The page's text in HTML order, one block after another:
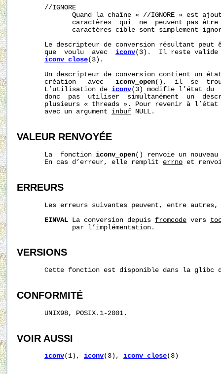
       //IGNORE
Quand la chaîne « //IGNORE » est
caractères  qui  ne  peuvent pas
caractères cible sont simplement
Le descripteur de conversion résultant peut
       que  voulu  avec
iconv(3).  Il reste valide
iconv_close(3).
Un descripteur de conversion contient un
       création   avec
iconv_open(),  il  se
       L’utilisation de
iconv(3) modifie l’état du
donc  pas  utiliser  simultanément  un
plusieurs « threads ». Pour revenir à
       avec un argument
inbuf NULL.
VALEUR RENVOYÉE
       La  fonction
iconv_open() renvoie un
       En cas d’erreur, elle remplit
errno et
ERREURS
Les erreurs suivantes peuvent, entre autres,
EINVAL La conversion depuis fromcode vers
              par l’implémentation.
VERSIONS
Cette fonction est disponible dans la glibc
CONFORMITÉ
       UNIX98, POSIX.1-2001.
VOIR AUSSI
iconv(1), iconv(3), iconv_close(3)